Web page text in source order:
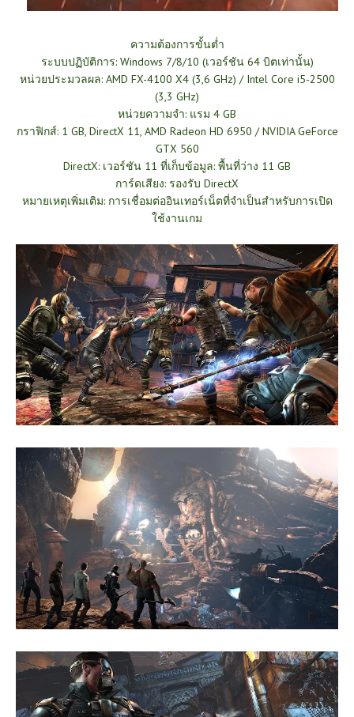
ความต้องการขั้นต่ำ
ระบบปฏิบัติการ: Windows 7/8/10 (เวอร์ชัน 64 บิตเท่านั้น)
หน่วยประมวลผล: AMD FX-4100 X4 (3,6 GHz) / Intel Core i5-2500
(3,3 GHz)
หน่วยความจำ: แรม 4 GB
กราฟิกส์: 1 GB, DirectX 11, AMD Radeon HD 6950 / NVIDIA GeForce
GTX 560
DirectX: เวอร์ชัน 11 ที่เก็บข้อมูล: พื้นที่ว่าง 11 GB
การ์ดเสียง: รองรับ DirectX
หมายเหตุเพิ่มเติม: การเชื่อมต่ออินเทอร์เน็ตที่จำเป็นสำหรับการเปิด
ใช้งานเกม